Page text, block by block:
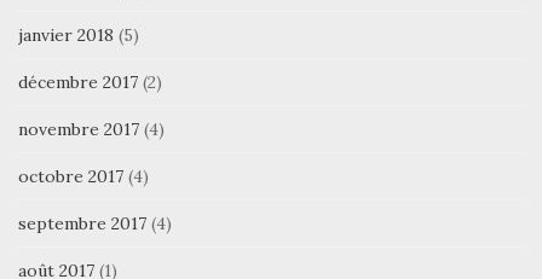
janvier 2018 (5)
décembre 2017 (2)
novembre 2017 (4)
octobre 2017 (4)
septembre 2017 (4)
août 2017 (1)